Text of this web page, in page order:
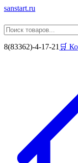
sanstart.ru
8(83362)-4-17-21 🛒